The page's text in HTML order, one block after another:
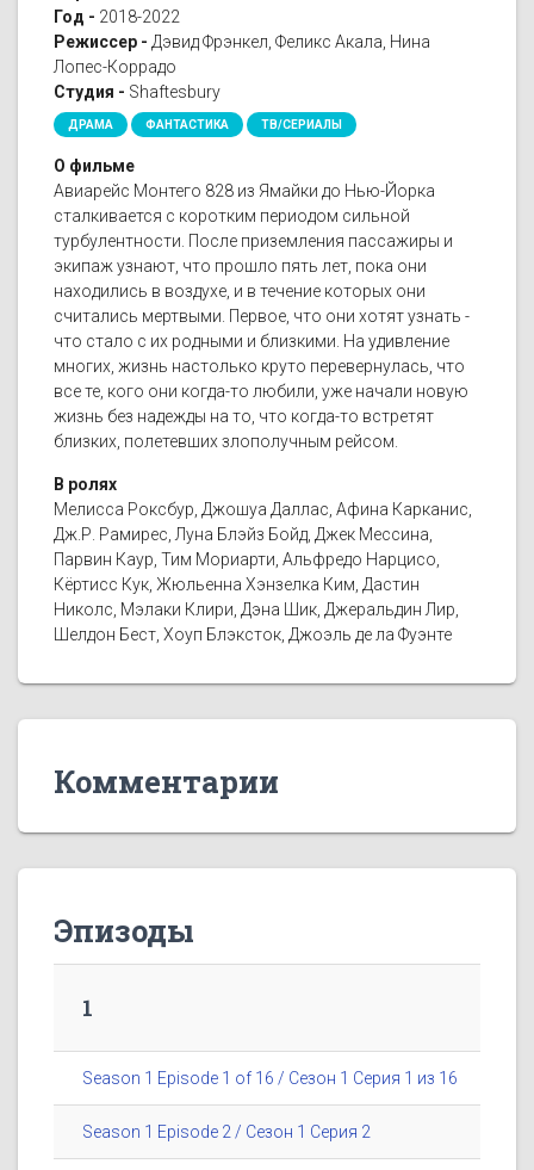
Год - 2018-2022
Режиссер - Дэвид Фрэнкел, Феликс Акала, Нина
Лопес-Коррадо
Студия - Shaftesbury
ДРАМА ФАНТАСТИКА ТВ/СЕРИАЛЫ
О фильме
Авиарейс Монтего 828 из Ямайки до Нью-Йорка
сталкивается с коротким периодом сильной
турбулентности. После приземления пассажиры и
экипаж узнают, что прошло пять лет, пока они
находились в воздухе, и в течение которых они
считались мертвыми. Первое, что они хотят узнать -
что стало с их родными и близкими. На удивление
многих, жизнь настолько круто перевернулась, что
все те, кого они когда-то любили, уже начали новую
жизнь без надежды на то, что когда-то встретят
близких, полетевших злополучным рейсом.
В ролях
Мелисса Роксбур, Джошуа Даллас, Афина Карканис,
Дж.Р. Рамирес, Луна Блэйз Бойд, Джек Мессина,
Парвин Каур, Тим Мориарти, Альфредо Нарцисо,
Кёртисс Кук, Жюльенна Хэнзелка Ким, Дастин
Николс, Мэлаки Клири, Дэна Шик, Джеральдин Лир,
Шелдон Бест, Хоуп Блэксток, Джоэль де ла Фуэнте
Комментарии
Эпизоды
1
Season 1 Episode 1 of 16 / Сезон 1 Серия 1 из 16
Season 1 Episode 2 / Сезон 1 Серия 2